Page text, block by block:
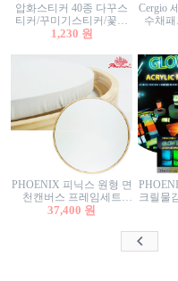
압화스티커 40종 다꾸스
티커/꾸미기스티커/꽃스
티커/압화꽃책갈피/팬시
1,230 원
Cergio
수채패
PHOENIX 피닉스 원형 면
천캔버스 프레임세트
40cm/원형캔버스/플로팅
37,400 원
크릴물